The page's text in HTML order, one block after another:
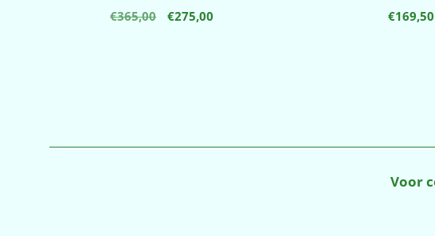
€365,00
Oorspronkelijke
€275,00 €169,50
Voor